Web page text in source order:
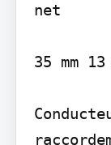
net
35 mm